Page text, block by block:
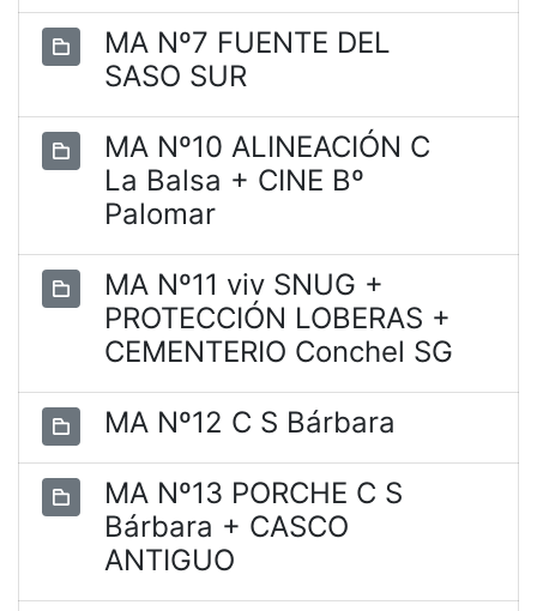
MA Nº7 FUENTE DEL
SASO SUR
MA Nº10 ALINEACIÓN C
La Balsa + CINE Bº
Palomar
MA Nº11 viv SNUG +
PROTECCIÓN LOBERAS +
CEMENTERIO Conchel SG
MA Nº12 C S Bárbara
MA Nº13 PORCHE C S
Bárbara + CASCO
ANTIGUO